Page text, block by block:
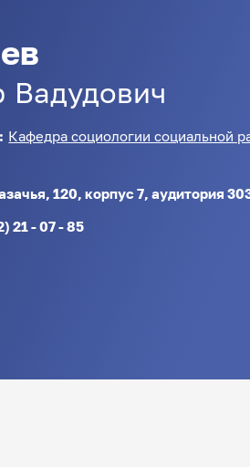
Вадудович
Кафедра социологии социальной
120, корпус 7, аудитория
21 - 07 - 85